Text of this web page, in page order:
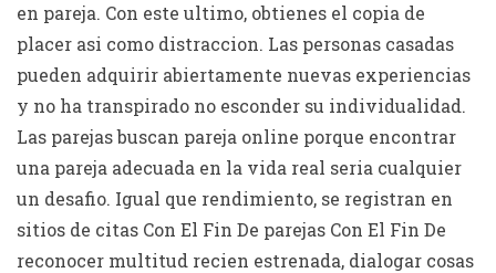
en pareja. Con este ultimo, obtienes el copia de
placer asi­ como distraccion. Las personas casadas
pueden adquirir abiertamente nuevas experiencias
y no ha transpirado no esconder su individualidad.
Las parejas buscan pareja online porque encontrar
una pareja adecuada en la vida real seri­a cualquier
un desafio. Igual que rendimiento, se registran en
sitios de citas Con El Fin De parejas Con El Fin De
reconocer multitud recien estrenada, dialogar cosas